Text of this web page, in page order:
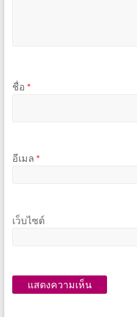
ชื่อ *
อีเมล *
เว็บไซต์